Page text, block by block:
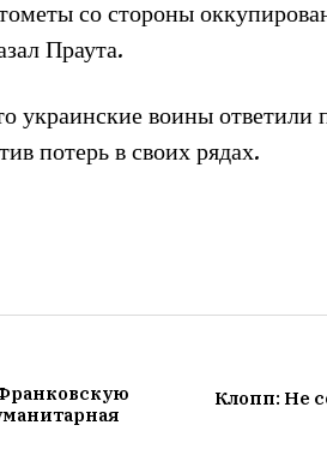
со стороны
Праута.
украинские воины ответили
потерь в своих рядах.
Клопп: Не